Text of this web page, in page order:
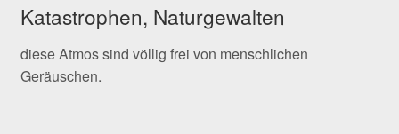
Katastrophen, Naturgewalten
diese Atmos sind völlig frei von menschlichen
Geräuschen.